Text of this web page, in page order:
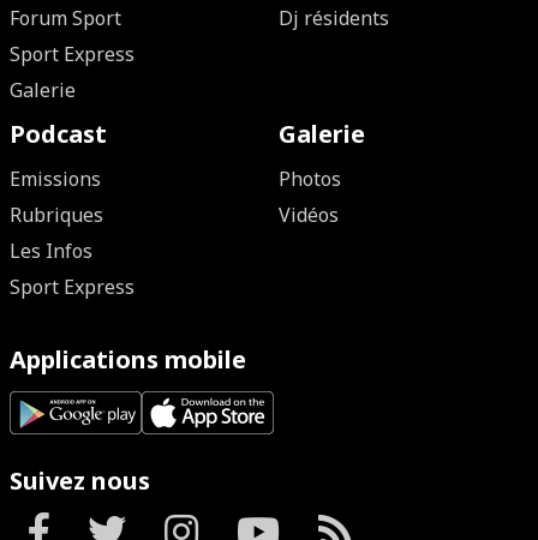
Forum Sport
Sport Express
Galerie
Dj résidents
Podcast
Emissions
Rubriques
Les Infos
Sport Express
Galerie
Photos
Vidéos
Applications mobile
Suivez nous